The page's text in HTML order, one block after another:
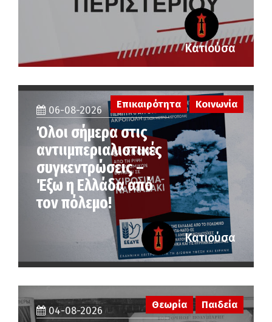
Κατιούσα
06-08-2026
Όλοι σήμερα στις
αντιιμπεριαλιστικές
συγκεντρώσεις –
Έξω η Ελλάδα από
τον πόλεμο!
Επικαιρότητα Κοινωνία
Κατιούσα
04-08-2026
Θεωρία Παιδεία